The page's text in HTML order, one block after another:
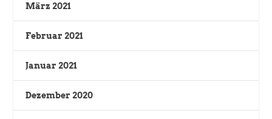
März 2021
Februar 2021
Januar 2021
Dezember 2020